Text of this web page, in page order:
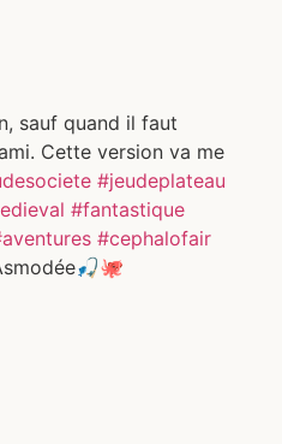
sauf quand il faut
Cette version va me
#jeudeplateau
#fantastique
#cephalofair